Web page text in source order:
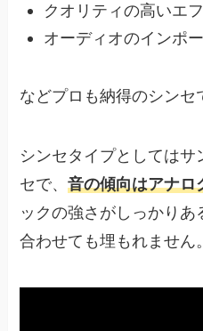
クオリティの高いエ
オーディオのインポ
などプロも納得のシンセ
シンセタイプとしては
セで、音の傾向はアナロ
ックの強さがしっかり
合わせても埋もれません。